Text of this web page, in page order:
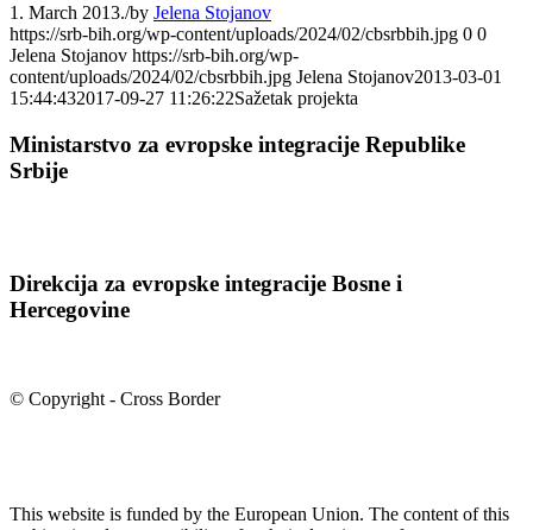
1. March 2013./by Jelena Stojanov
https://srb-bih.org/wp-content/uploads/2024/02/cbsrbbih.jpg 0 0
Jelena Stojanov https://srb-bih.org/wp-
content/uploads/2024/02/cbsrbbih.jpg Jelena Stojanov2013-03-01
15:44:432017-09-27 11:26:22Sažetak projekta
Ministarstvo za evropske integracije Republike
Srbije
Direkcija za evropske integracije Bosne i
Hercegovine
© Copyright - Cross Border
This website is funded by the European Union. The content of this